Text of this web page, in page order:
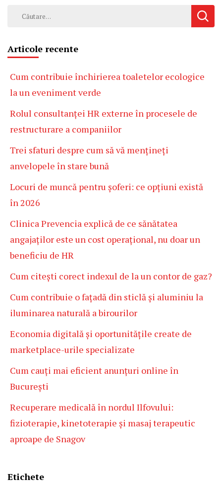
Caută
Articole recente
Cum contribuie închirierea toaletelor ecologice
la un eveniment verde
Rolul consultanței HR externe în procesele de
restructurare a companiilor
Trei sfaturi despre cum să vă mențineți
anvelopele în stare bună
Locuri de muncă pentru șoferi: ce opțiuni există
în 2026
Clinica Prevencia explică de ce sănătatea
angajaților este un cost operațional, nu doar un
beneficiu de HR
Cum citești corect indexul de la un contor de gaz?
Cum contribuie o fațadă din sticlă și aluminiu la
iluminarea naturală a birourilor
Economia digitală și oportunitățile create de
marketplace-urile specializate
Cum cauți mai eficient anunțuri online în
București
Recuperare medicală în nordul Ilfovului:
fizioterapie, kinetoterapie și masaj terapeutic
aproape de Snagov
Etichete